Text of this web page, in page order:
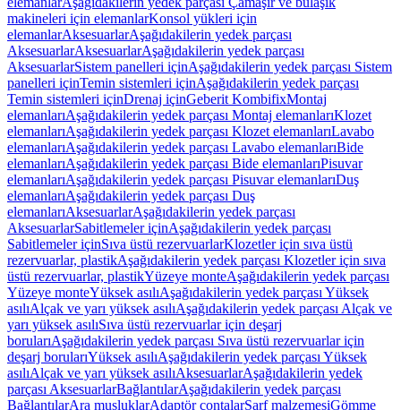
makineleri için elemanlarKonsol yükleri için
elemanlarAksesuarlarAşağıdakilerin yedek parçası
AksesuarlarAksesuarlarAşağıdakilerin yedek parçası
AksesuarlarSistem panelleri içinAşağıdakilerin yedek parçası Sistem
panelleri içinTemin sistemleri içinAşağıdakilerin yedek parçası
Temin sistemleri içinDrenaj içinGeberit KombifixMontaj
elemanlarıAşağıdakilerin yedek parçası Montaj elemanlarıKlozet
elemanlarıAşağıdakilerin yedek parçası Klozet elemanlarıLavabo
elemanlarıAşağıdakilerin yedek parçası Lavabo elemanlarıBide
elemanlarıAşağıdakilerin yedek parçası Bide elemanlarıPisuvar
elemanlarıAşağıdakilerin yedek parçası Pisuvar elemanlarıDuş
elemanlarıAşağıdakilerin yedek parçası Duş
elemanlarıAksesuarlarAşağıdakilerin yedek parçası
AksesuarlarSabitlemeler içinAşağıdakilerin yedek parçası
Sabitlemeler içinSıva üstü rezervuarlarKlozetler için sıva üstü
rezervuarlar, plastikAşağıdakilerin yedek parçası Klozetler için sıva
üstü rezervuarlar, plastikYüzeye monteAşağıdakilerin yedek parçası
Yüzeye monteYüksek asılıAşağıdakilerin yedek parçası Yüksek
asılıAlçak ve yarı yüksek asılıAşağıdakilerin yedek parçası Alçak ve
yarı yüksek asılıSıva üstü rezervuarlar için deşarj
borularıAşağıdakilerin yedek parçası Sıva üstü rezervuarlar için
deşarj borularıYüksek asılıAşağıdakilerin yedek parçası Yüksek
asılıAlçak ve yarı yüksek asılıAksesuarlarAşağıdakilerin yedek
parçası AksesuarlarBağlantılarAşağıdakilerin yedek parçası
BağlantılarAra musluklarAdaptör contalarSarf malzemesiGömme